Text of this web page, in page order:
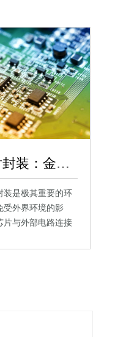
单片机芯片封装：金属、陶瓷与玻璃封装的特色与应用，单片机芯片类型全解析
装是极其重要的环
受外界环境的影
片与外部电路连接